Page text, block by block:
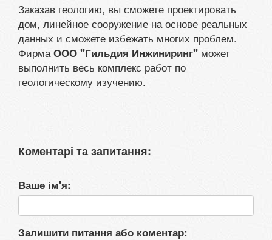
Заказав геологию, вы сможете проектировать
дом, линейное сооружение на основе реальных
данных и сможете избежать многих проблем.
Фирма ООО "Гильдия Инжиниринг" может
выполнить весь комплекс работ по
геологическому изучению.
Коментарі та запитання:
Ваше ім'я:
Залишити питання або коментар: